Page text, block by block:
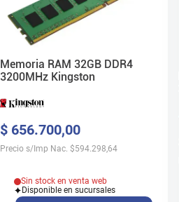
Memoria RAM 32GB DDR4
3200MHz Kingston
$ 656.700,00
Precio s/Imp Nac. $594.298,64
Sin stock en venta web
Disponible en sucursales